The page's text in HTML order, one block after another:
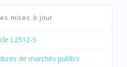
mises à jour
L2512-5
de marchés publics